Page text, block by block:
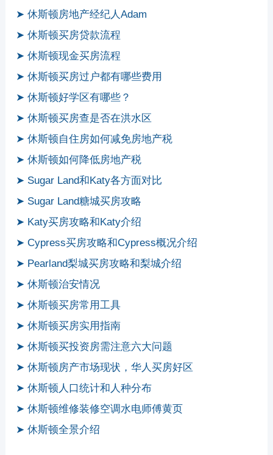
➤ 休斯顿房地产经纪人Adam
➤ 休斯顿买房贷款流程
➤ 休斯顿现金买房流程
➤ 休斯顿买房过户都有哪些费用
➤ 休斯顿好学区有哪些？
➤ 休斯顿买房查是否在洪水区
➤ 休斯顿自住房如何减免房地产税
➤ 休斯顿如何降低房地产税
➤ Sugar Land和Katy各方面对比
➤ Sugar Land糖城买房攻略
➤ Katy买房攻略和Katy介绍
➤ Cypress买房攻略和Cypress概况介绍
➤ Pearland梨城买房攻略和梨城介绍
➤ 休斯顿治安情况
➤ 休斯顿买房常用工具
➤ 休斯顿买房实用指南
➤ 休斯顿买投资房需注意六大问题
➤ 休斯顿房产市场现状，华人买房好区
➤ 休斯顿人口统计和人种分布
➤ 休斯顿维修装修空调水电师傅黄页
➤ 休斯顿全景介绍